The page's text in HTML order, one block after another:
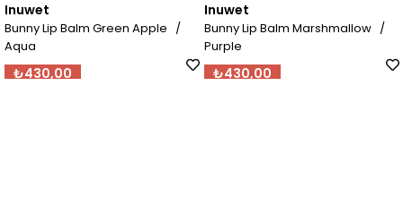
Lip Balm Green Apple /
Inuwet
Bunny Lip Balm Marshmallow /
Purple
₺430,00